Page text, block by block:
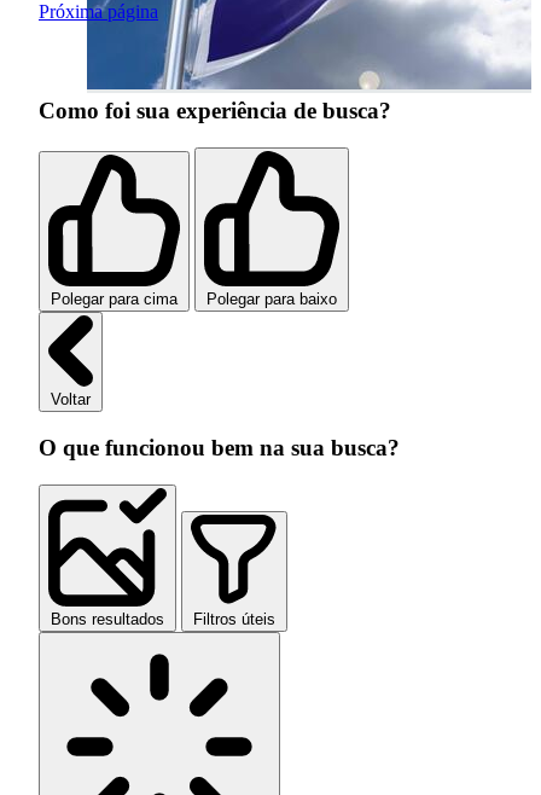
Próxima página
Como foi sua experiência de busca?
Polegar para cima Polegar para baixo
Voltar
O que funcionou bem na sua busca?
Bons resultados Filtros úteis